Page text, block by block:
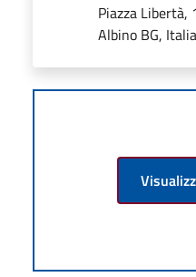
Piazza Libertà,
Albino BG, Italia